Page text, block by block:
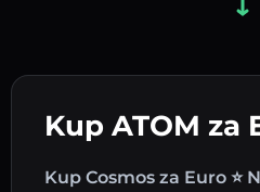
Kup ATOM za
Kup Cosmos za Euro ⭐